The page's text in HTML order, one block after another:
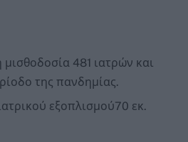
μισθοδοσία 481 ιατρών και
της πανδημίας.
εξοπλισμού70 εκ.